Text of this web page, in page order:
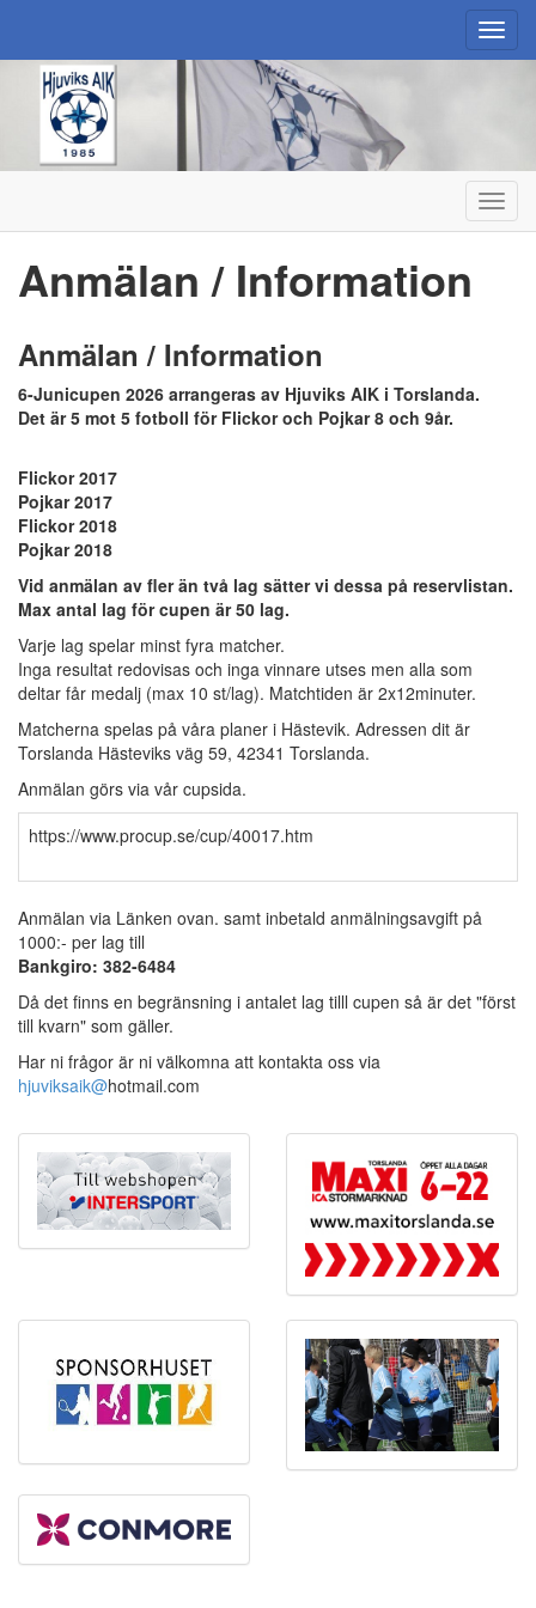
Anmälan / Information
Anmälan / Information
6-Junicupen 2026 arrangeras av Hjuviks AIK i Torslanda.
Det är 5 mot 5 fotboll för Flickor och Pojkar 8 och 9år.
Flickor 2017
Pojkar 2017
Flickor 2018
Pojkar 2018
Vid anmälan av fler än två lag sätter vi dessa på reservlistan.
Max antal lag för cupen är 50 lag.
Varje lag spelar minst fyra matcher.
Inga resultat redovisas och inga vinnare utses men alla som
deltar får medalj (max 10 st/lag). Matchtiden är 2x12minuter.
Matcherna spelas på våra planer i Hästevik. Adressen dit är
Torslanda Hästeviks väg 59, 42341 Torslanda.
Anmälan görs via vår cupsida.
https://www.procup.se/cup/40017.htm
Anmälan via Länken ovan. samt inbetald anmälningsavgift på
1000:- per lag till
Bankgiro: 382-6484
Då det finns en begränsning i antalet lag tilll cupen så är det "först
till kvarn" som gäller.
Har ni frågor är ni välkomna att kontakta oss via
hjuviksaik@hotmail.com